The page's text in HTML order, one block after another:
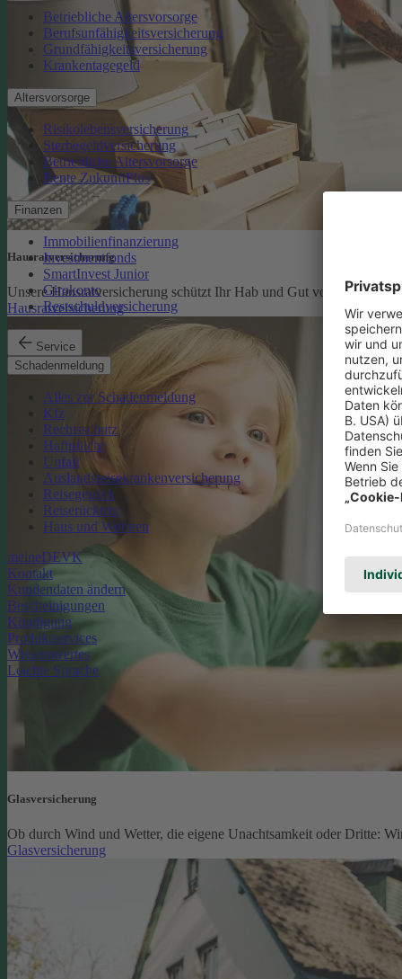
Betriebliche Altersvorsorge
Berufsunfähigkeitsversicherung
Grundfähigkeitsversicherung
Krankentagegeld
Altersvorsorge
Risikolebensversicherung
Sterbegeldversicherung
Betriebliche Altersvorsorge
Rente ZukunftPlus
Finanzen
Immobilienfinanzierung
Investmentfonds
SmartInvest Junior
Girokonto
Restschuldversicherung
Service
Schadenmeldung
Alles zur Schadenmeldung
Kfz
Rechtsschutz
Haftpflicht
Unfall
Auslandsreisekrankenversicherung
Reisegepäck
Reiserücktritt
Haus und Wohnen
meineDEVK
Kontakt
Kundendaten ändern
Bescheinigungen
Kündigung
Produktservices
Wissenswertes
Leichte Sprache
Hausratversicherung
Unsere Hausratversicherung schützt Ihr Hab und Gut vor den
Hausratversicherung
Glasversicherung
Ob durch Wind und Wetter, die eigene Unachtsamkeit oder Dritte:
Glasversicherung